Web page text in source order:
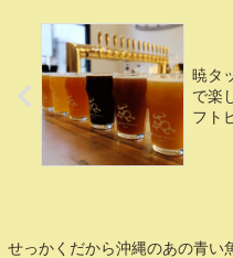
暁タ
で楽
フト
せっかくだから沖縄のあの青い